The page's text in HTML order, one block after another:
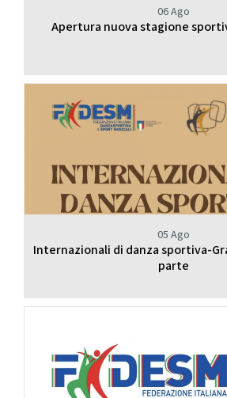
06 Ago
Apertura nuova stagione
05 Ago
Internazionali di danza sportiva-
parte